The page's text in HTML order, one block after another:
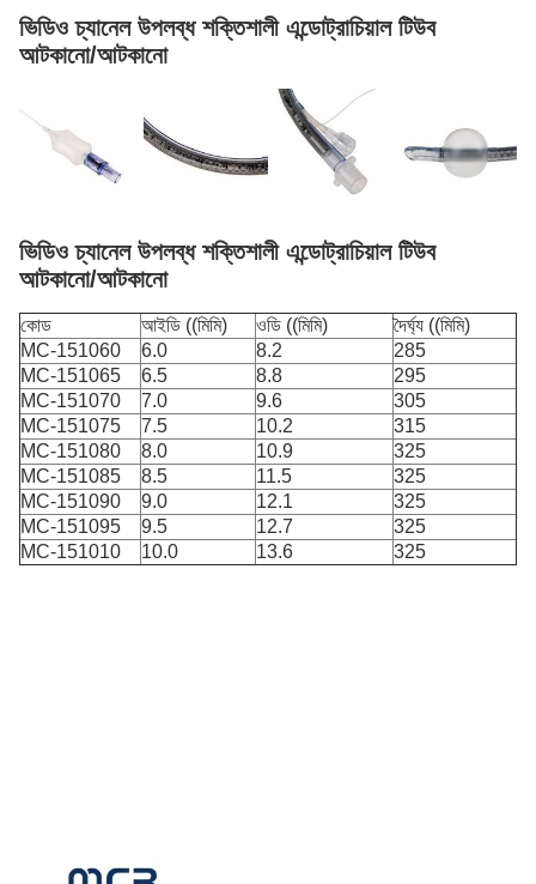
ভিডিও চ্যানেল উপলব্ধ শক্তিশালী এন্ডোট্রাচিয়াল টিউব
আটকানো/আটকানো
ভিডিও চ্যানেল উপলব্ধ শক্তিশালী এন্ডোট্রাচিয়াল টিউব
আটকানো/আটকানো
কোড আইডি ((মিমি) ওডি ((মিমি)
দৈর্ঘ্য ((মিমি)
MC-151060
6.0 8.2
285
MC-151065
6.5 8.8
295
MC-151070
7.0 9.6
305
MC-151075
7.5 10.2
315
MC-151080
8.0 10.9
325
MC-151085
8.5 11.5
325
MC-151090
9.0 12.1
325
MC-151095
9.5 12.7
325
MC-151010
10.0 13.6 325